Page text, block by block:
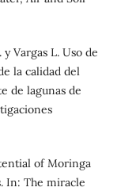
Vargas L. Uso de
la calidad del
de lagunas de
of Moringa
In: The miracle